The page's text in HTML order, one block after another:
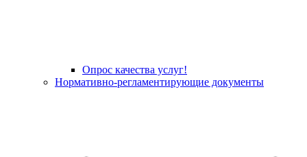
Опрос качества услуг!
Нормативно-регламентирующие документы